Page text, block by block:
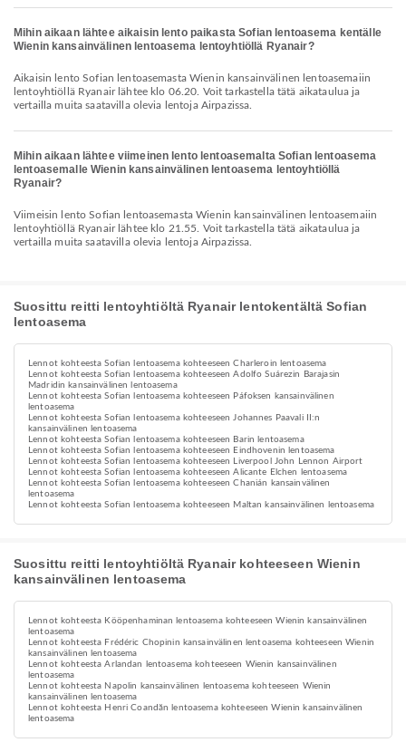
Mihin aikaan lähtee aikaisin lento paikasta Sofian lentoasema kentälle
Wienin kansainvälinen lentoasema lentoyhtiöllä Ryanair?
Aikaisin lento Sofian lentoasemasta Wienin kansainvälinen lentoasemaiin
lentoyhtiöllä Ryanair lähtee klo 06.20. Voit tarkastella tätä aikataulua ja
vertailla muita saatavilla olevia lentoja Airpazissa.
Mihin aikaan lähtee viimeinen lento lentoasemalta Sofian lentoasema
lentoasemalle Wienin kansainvälinen lentoasema lentoyhtiöllä
Ryanair?
Viimeisin lento Sofian lentoasemasta Wienin kansainvälinen lentoasemaiin
lentoyhtiöllä Ryanair lähtee klo 21.55. Voit tarkastella tätä aikataulua ja
vertailla muita saatavilla olevia lentoja Airpazissa.
Suosittu reitti lentoyhtiöltä Ryanair lentokentältä Sofian
lentoasema
Lennot kohteesta Sofian lentoasema kohteeseen Charleroin lentoasema
Lennot kohteesta Sofian lentoasema kohteeseen Adolfo Suárezin Barajasin
Madridin kansainvälinen lentoasema
Lennot kohteesta Sofian lentoasema kohteeseen Páfoksen kansainvälinen
lentoasema
Lennot kohteesta Sofian lentoasema kohteeseen Johannes Paavali II:n
kansainvälinen lentoasema
Lennot kohteesta Sofian lentoasema kohteeseen Barin lentoasema
Lennot kohteesta Sofian lentoasema kohteeseen Eindhovenin lentoasema
Lennot kohteesta Sofian lentoasema kohteeseen Liverpool John Lennon Airport
Lennot kohteesta Sofian lentoasema kohteeseen Alicante Elchen lentoasema
Lennot kohteesta Sofian lentoasema kohteeseen Chanián kansainvälinen
lentoasema
Lennot kohteesta Sofian lentoasema kohteeseen Maltan kansainvälinen lentoasema
Suosittu reitti lentoyhtiöltä Ryanair kohteeseen Wienin
kansainvälinen lentoasema
Lennot kohteesta Kööpenhaminan lentoasema kohteeseen Wienin kansainvälinen
lentoasema
Lennot kohteesta Frédéric Chopinin kansainvälinen lentoasema kohteeseen Wienin
kansainvälinen lentoasema
Lennot kohteesta Arlandan lentoasema kohteeseen Wienin kansainvälinen
lentoasema
Lennot kohteesta Napolin kansainvälinen lentoasema kohteeseen Wienin
kansainvälinen lentoasema
Lennot kohteesta Henri Coandăn lentoasema kohteeseen Wienin kansainvälinen
lentoasema